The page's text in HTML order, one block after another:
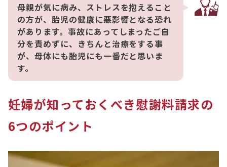
母親が気に病み、ストレスを抱えること
の方が、胎児の健康に悪影響となる恐れ
があります。事故にあってしまったご自
分を責めずに、きちんと治療をする事
が、母体にも胎児にも一番だと思いま
す。
妊婦が知っておくべき慰謝料請求の
6つのポイント